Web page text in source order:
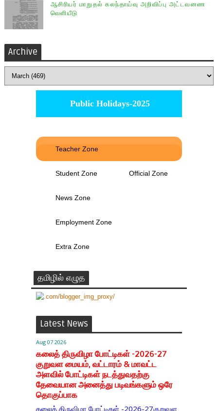
ஆசிரியர் மாறுதல் கலந்தாய்வு அறிவிப்பு அட்டவனண
வெளியீடு
Archive
Public Holidays-2025
Teacher Zone
Student Zone Official Zone
News Zone
Employment Zone
Extra Zone
தமிழில் எழுத
Latest News
Aug 07 2026
கலைத் திருவிழா போட்டிகள் -2026-27
குறுவள மையம், வட்டாரம் & மாவட்ட
அளவில் போட்டிகள் நடத்துவதற்கு
தேவையான அனைத்து படிவங்களும் ஒரே
தொகுப்பாக
கலைத் திருவிழா போட்டிகள் -2026-27குறுவள